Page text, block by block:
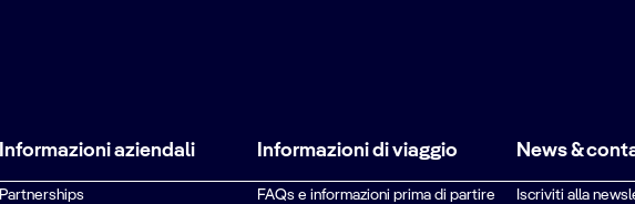
Informazioni aziendali
Partnerships
Informazioni di viaggio
FAQs e informazioni prima di partire
News &
Iscriviti alla